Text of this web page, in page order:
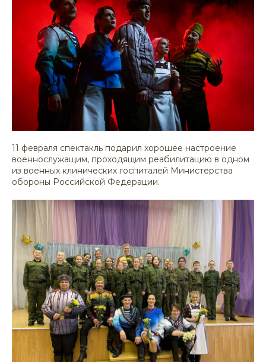
11 февраля спектакль подарил хорошее настроение
военнослужащим, проходящим реабилитацию в одном
из военных клинических госпиталей Министерства
обороны Российской Федерации.